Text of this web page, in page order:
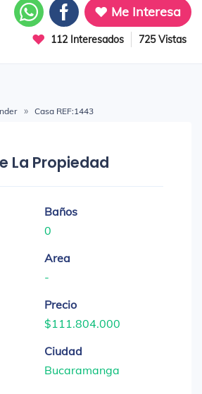
Me Interesa
112 Interesados 725 Vistas
Casa REF:1443
La Propiedad
Baños
0
Area
-
Precio
$111.804.000
Ciudad
Bucaramanga